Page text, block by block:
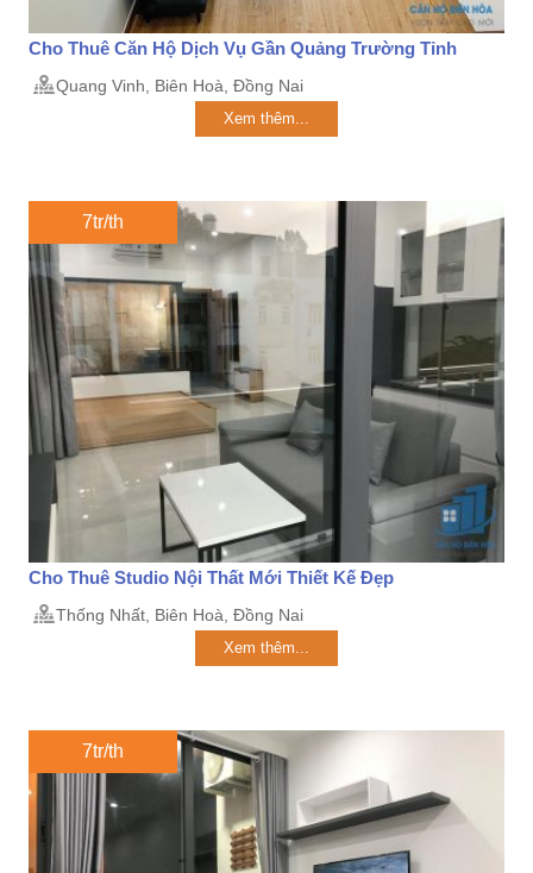
Cho Thuê Căn Hộ Dịch Vụ Gần Quảng Trường Tỉnh
Quang Vinh, Biên Hoà, Đồng Nai
Xem thêm...
7tr/th
Cho Thuê Studio Nội Thất Mới Thiết Kế Đẹp
Thống Nhất, Biên Hoà, Đồng Nai
Xem thêm...
7tr/th